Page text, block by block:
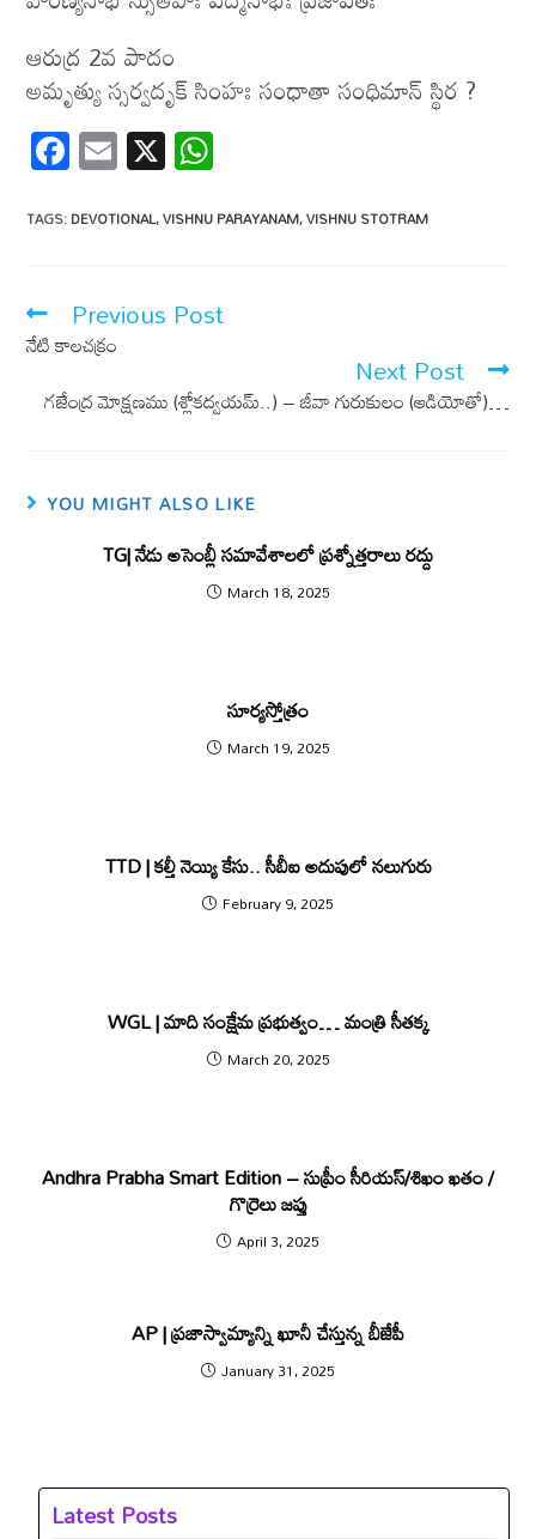
ఆరుద్ర 2వ పాదం
అమృత్యు స్సర్వదృక్ సింహః సంధాతా సంధిమాన్ స్థిర ?
F
ac
e
o
o
k
E
m
ail
X
at
A
p
p
TAGS:DEVOTIONAL,VISHNU PARAYANAM,VISHNU STOTRAM
Previous Post
నేటి కాలచక్రం
Next Post
గజేంద్ర మోక్షణము (శ్లోకద్వయమ్..) – జీవా గురుకులం (ఆడియోతో)…
YOU MIGHT ALSO LIKE
TG| నేడు అసెంబ్లీ సమావేశాలలో ప్రశ్నోత్తరాలు రద్దు
March 18, 2025
సూర్యస్తోత్రం
March 19, 2025
TTD | క‌ల్తీ నెయ్యి కేసు.. సీబీఐ అదుపులో న‌లుగురు
February 9, 2025
WGL | మాది సంక్షేమ ప్రభుత్వం… మంత్రి సీతక్క
March 20, 2025
Andhra Prabha Smart Edition – సుప్రీం సీరియస్​/శిఖం ఖతం /
గొర్రెలు జప్తు
April 3, 2025
AP | ప్రజాస్వామ్యాన్ని ఖూనీ చేస్తున్న బీజేపీ
January 31, 2025
Latest Posts